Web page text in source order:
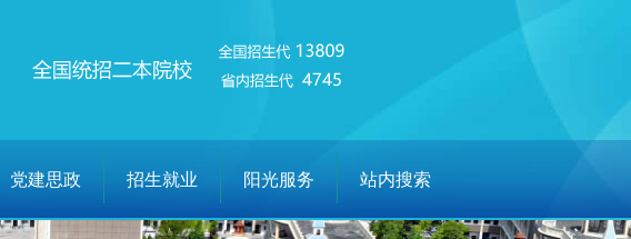
党建思政 招生就业 阳光服务 站内搜索